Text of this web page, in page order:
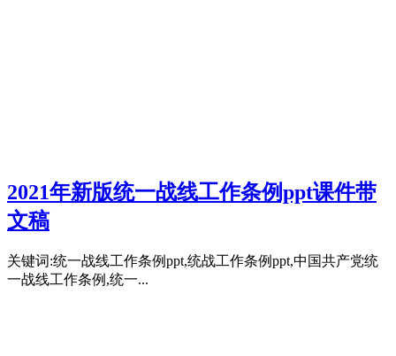
2021年新版统一战线工作条例ppt课件带
文稿
关键词:统一战线工作条例ppt,统战工作条例ppt,中国共产党统
一战线工作条例,统一...